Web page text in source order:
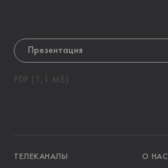
Презентация
PDF (1,1 МБ)
ТЕЛЕКАНАЛЫ О НАС